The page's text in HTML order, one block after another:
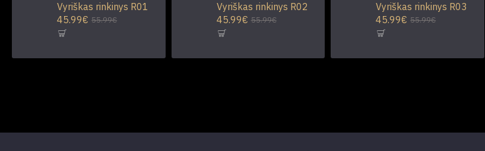
Vyriškas rinkinys R01
45.99€ 55.99€
Vyriškas rinkinys R02
45.99€ 55.99€
Vyriškas rinkinys R03
45.99€ 55.99€